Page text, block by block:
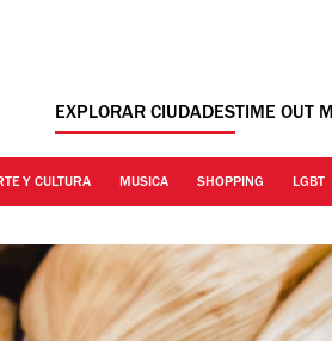
EXPLORAR CIUDADESTIME OUT
Y CULTURA MUSICA SHOPPING LGBT